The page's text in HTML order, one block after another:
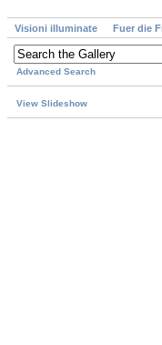
Visioni illuminate Fuer die
Advanced Search
View Slideshow